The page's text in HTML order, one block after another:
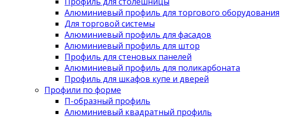
Алюминиевый профиль для торгового оборудования
Для торговой системы
Алюминиевый профиль для фасадов
Алюминиевый профиль для штор
Профиль для стеновых панелей
Алюминиевый профиль для поликарбоната
Профиль для шкафов купе и дверей
Профили по форме
П-образный профиль
Алюминиевый квадратный профиль